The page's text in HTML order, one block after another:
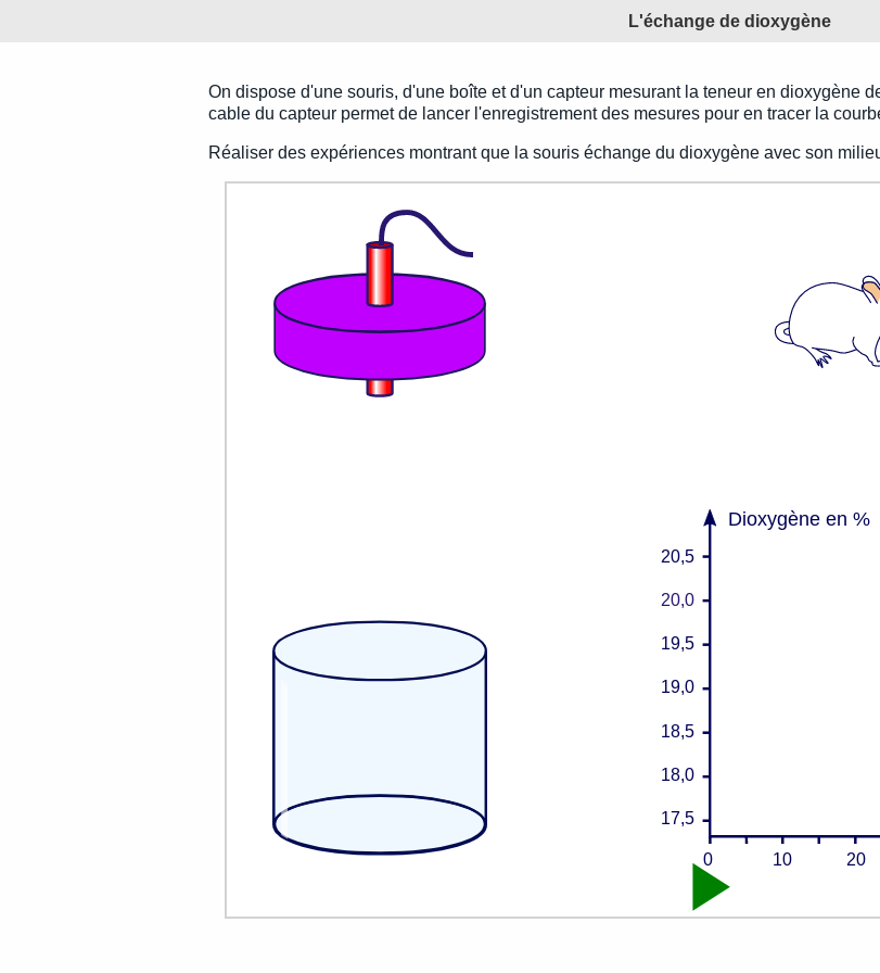
L'échange de dioxygène
On dispose d'une souris, d'une boîte et d'un capteur mesurant la teneur en dioxygène
cable du capteur permet de lancer l'enregistrement des mesures pour en tracer la
Réaliser des expériences montrant que la souris échange du dioxygène avec son
0
20,5
Dioxygène en %
20,0
19,5
19,0
18,5
18,0
17,5
10 20